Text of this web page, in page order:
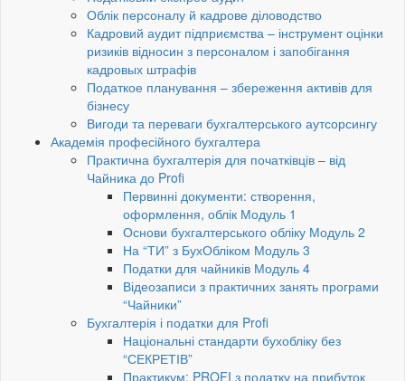
Облік персоналу й кадрове діловодство
Кадровий аудит підприємства – інструмент оцінки
ризиків відносин з персоналом і запобігання
кадровых штрафів
Податкое планування – збереження активів для
бізнесу
Вигоди та переваги бухгалтерського аутсорсингу
Академія професійного бухгалтера
Практична бухгалтерія для початківців – від
Чайника до Profi
Первинні документи: створення,
оформлення, облік Модуль 1
Основи бухгалтерського обліку Модуль 2
На “ТИ” з БухОбліком Модуль 3
Податки для чайників Модуль 4
Відеозаписи з практичних занять програми
“Чайники”
Бухгалтерія і податки для Profi
Національні стандарти бухобліку без
“СЕКРЕТІВ”
Практикум: PROFI з податку на прибуток